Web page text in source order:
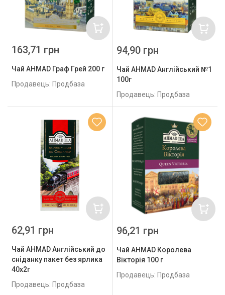
Чай AHMAD Граф Грей 200 г
Продавець: Продбаза
163,71 грн
Чай AHMAD Англійський №1
100г
Продавець: Продбаза
94,90 грн
Чай AHMAD Англійський до
сніданку пакет без ярлика
40х2г
Продавець: Продбаза
62,91 грн
Чай AHMAD Королева
Вікторія 100 г
Продавець: Продбаза
96,21 грн